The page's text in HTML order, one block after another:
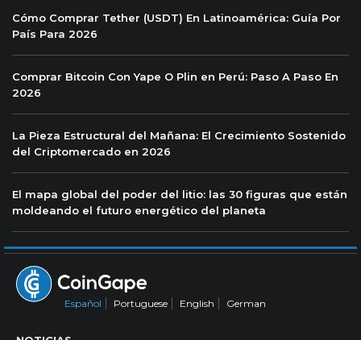
Cómo Comprar Tether (USDT) En Latinoamérica: Guía Por
País Para 2026
Comprar Bitcoin Con Yape O Plin en Perú: Paso A Paso En
2026
La Pieza Estructural del Mañana: El Crecimiento Sostenido
del Criptomercado en 2026
El mapa global del poder del litio: las 30 figuras que están
moldeando el futuro energético del planeta
Español Portuguese English German